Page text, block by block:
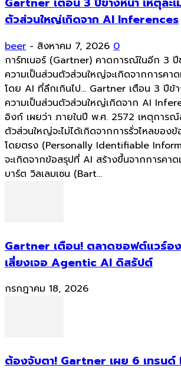
ตัวส่วนใหญ่เกิดจาก AI Inferences
beer - สิงหาคม 7, 2026 0
การ์ทเนอร์ (Gartner) คาดการณ์ในอีก 3 ปี
ความเป็นส่วนตัวส่วนใหญ่จะเกิดจากการคาด
โดย AI ที่ลึกเกินไป... Gartner เตือน 3 ปีข้า
ความเป็นส่วนตัวส่วนใหญ่เกิดจาก AI
อิงก์ เผยว่า ภายในปี พ.ศ. 2572 เหตุการณ์
ตัวส่วนใหญ่จะไม่ได้เกิดจากการรั่วไหลของ
โดยตรง (Personally Identifiable
จะเกิดจากข้อสรุปที่ AI สร้างขึ้นจากการคา
บาร์ต วิลเลมเซน (Bart...
Gartner เตือน! ตลาดซอฟต์แวร์อ
เสี่ยงเจอ Agentic AI ดิสรัปต์
กรกฎาคม 18, 2026
ต้องจับตา! Gartner เผย 6 เทรน